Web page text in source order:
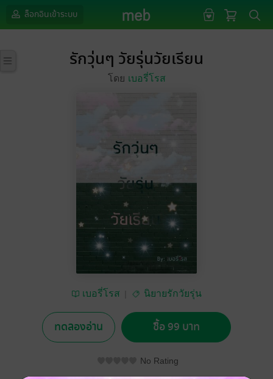
ล็อกอินเข้าระบบ
รักวุ่นๆ วัยรุ่นวัยเรียน
โดย เบอรี่โรส
เบอรี่โรส นิยายรักวัยรุ่น
ทดลองอ่าน ซื้อ 99 บาท
No Rating